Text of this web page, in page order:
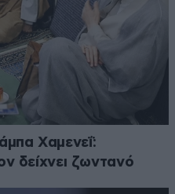
Χαμενεΐ:
δείχνει ζωντανό